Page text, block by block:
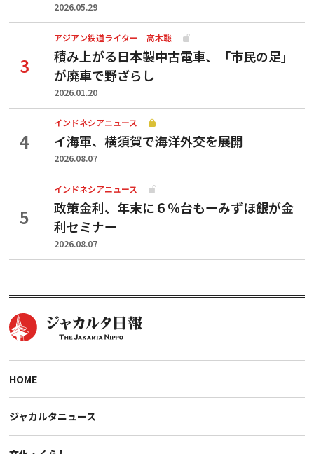
2026.05.29
アジアン鉄道ライター 高木聡
積み上がる日本製中古電車、「市民の足」
が廃車で野ざらし
2026.01.20
インドネシアニュース
イ海軍、横須賀で海洋外交を展開
2026.08.07
インドネシアニュース
政策金利、年末に６％台もーみずほ銀が金
利セミナー
2026.08.07
HOME
ジャカルタニュース